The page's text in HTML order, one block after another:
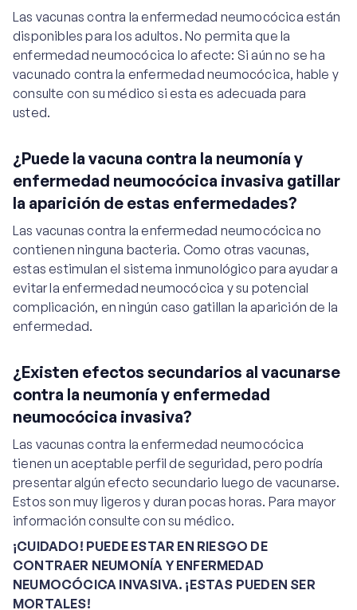
Las vacunas contra la enfermedad neumocócica están
disponibles para los adultos. No permita que la
enfermedad neumocócica lo afecte: Si aún no se ha
vacunado contra la enfermedad neumocócica, hable y
consulte con su médico si esta es adecuada para
usted.
¿Puede la vacuna contra la neumonía y
enfermedad neumocócica invasiva gatillar
la aparición de estas enfermedades?
Las vacunas contra la enfermedad neumocócica no
contienen ninguna bacteria. Como otras vacunas,
estas estimulan el sistema inmunológico para ayudar a
evitar la enfermedad neumocócica y su potencial
complicación, en ningún caso gatillan la aparición de la
enfermedad.
¿Existen efectos secundarios al vacunarse
contra la neumonía y enfermedad
neumocócica invasiva?
Las vacunas contra la enfermedad neumocócica
tienen un aceptable perfil de seguridad, pero podría
presentar algún efecto secundario luego de vacunarse.
Estos son muy ligeros y duran pocas horas. Para mayor
información consulte con su médico.
¡CUIDADO! PUEDE ESTAR EN RIESGO DE
CONTRAER NEUMONÍA Y ENFERMEDAD
NEUMOCÓCICA INVASIVA. ¡ESTAS PUEDEN SER
MORTALES!